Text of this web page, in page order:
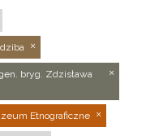
bryg. Zdzisława
Etnograficzne